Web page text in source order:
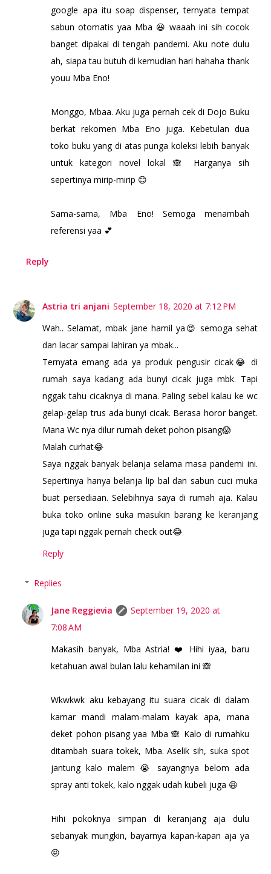
google apa itu soap dispenser, ternyata tempat
sabun otomatis yaa Mba 😆 waaah ini sih cocok
banget dipakai di tengah pandemi. Aku note dulu
ah, siapa tau butuh di kemudian hari hahaha thank
youu Mba Eno!
Monggo, Mbaa. Aku juga pernah cek di Dojo Buku
berkat rekomen Mba Eno juga. Kebetulan dua
toko buku yang di atas punga koleksi lebih banyak
untuk kategori novel lokal 🙈 Harganya sih
sepertinya mirip-mirip 😊
Sama-sama, Mba Eno! Semoga menambah
referensi yaa 💕
Reply
Astria tri anjani September 18, 2020 at 7:12 PM
Wah.. Selamat, mbak jane hamil ya😍 semoga sehat
dan lacar sampai lahiran ya mbak...
Ternyata emang ada ya produk pengusir cicak😂 di
rumah saya kadang ada bunyi cicak juga mbk. Tapi
nggak tahu cicaknya di mana. Paling sebel kalau ke wc
gelap-gelap trus ada bunyi cicak. Berasa horor banget.
Mana Wc nya dilur rumah deket pohon pisang😱
Malah curhat😂
Saya nggak banyak belanja selama masa pandemi ini.
Sepertinya hanya belanja lip bal dan sabun cuci muka
buat persediaan. Selebihnya saya di rumah aja. Kalau
buka toko online suka masukin barang ke keranjang
juga tapi nggak pernah check out😂
Reply
Replies
Jane Reggievia
September 19, 2020 at
7:08 AM
Makasih banyak, Mba Astria! ❤️ Hihi iyaa, baru
ketahuan awal bulan lalu kehamilan ini 🙈
Wkwkwk aku kebayang itu suara cicak di dalam
kamar mandi malam-malam kayak apa, mana
deket pohon pisang yaa Mba 🙈 Kalo di rumahku
ditambah suara tokek, Mba. Aselik sih, suka spot
jantung kalo malem 😭 sayangnya belom ada
spray anti tokek, kalo nggak udah kubeli juga 😆
Hihi pokoknya simpan di keranjang aja dulu
sebanyak mungkin, bayarnya kapan-kapan aja ya
😝